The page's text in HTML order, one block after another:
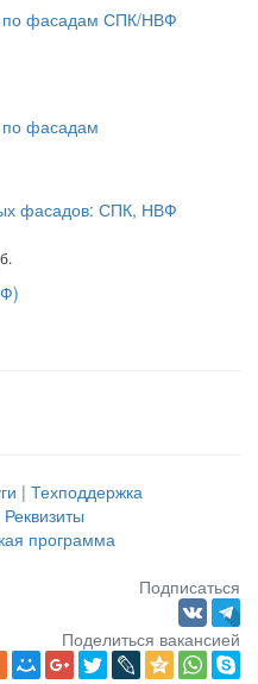
по фасадам СПК/НВФ
по фасадам
фасадов: СПК, НВФ
| Техподдержка
Реквизиты
программа
Подписаться
Поделиться вакансией